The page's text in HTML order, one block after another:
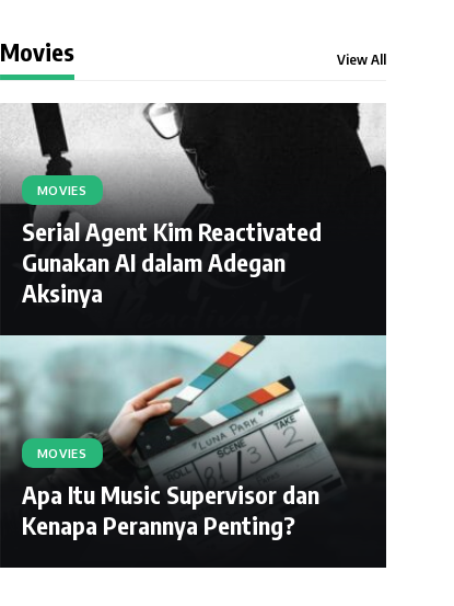
Movies View All
MOVIES
Serial Agent Kim Reactivated
Gunakan AI dalam Adegan
Aksinya
MOVIES
Apa Itu Music Supervisor dan
Kenapa Perannya Penting?